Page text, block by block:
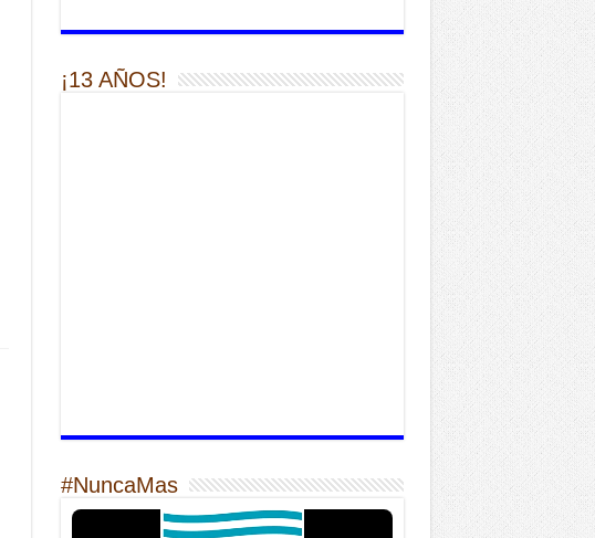
¡13 AÑOS!
#NuncaMas